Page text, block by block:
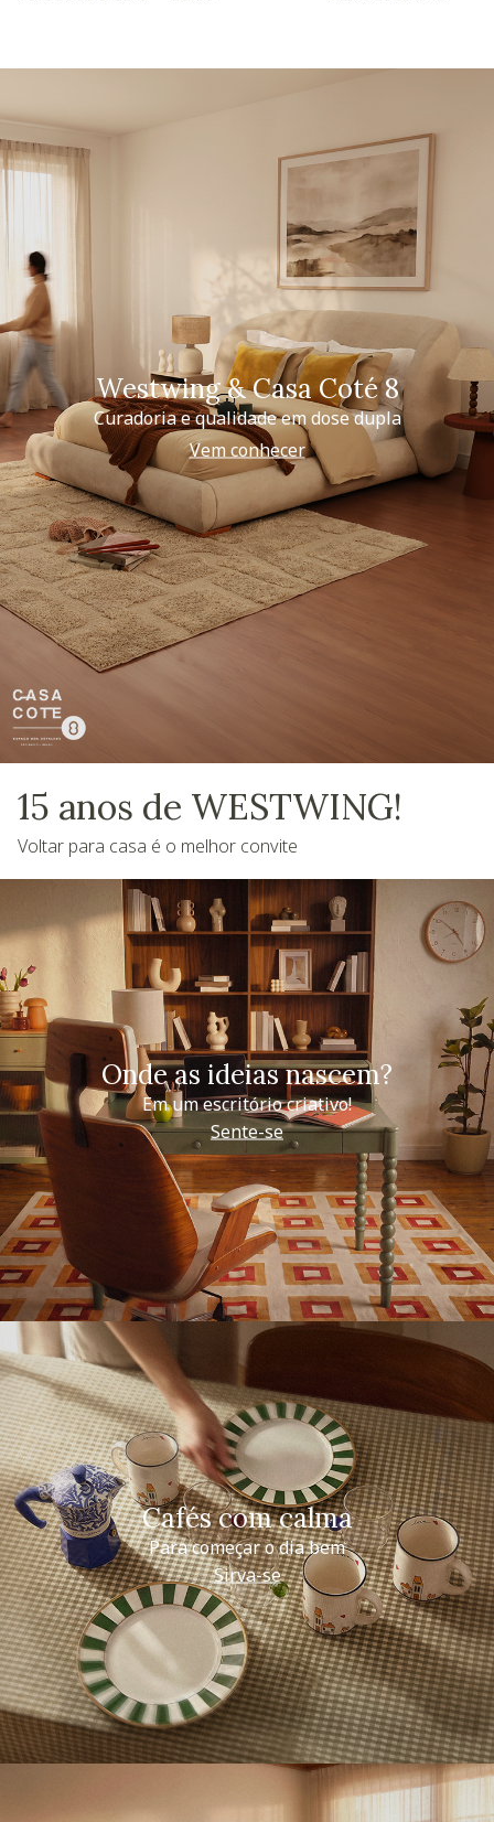
Westwing & Casa Coté 8
Curadoria e qualidade em dose dupla
Vem conhecer
15 anos de WESTWING!
Voltar para casa é o melhor convite
Onde as ideias nascem?
Em um escritório criativo!
Sente-se
Cafés com calma
Para começar o dia bem
Sirva-se